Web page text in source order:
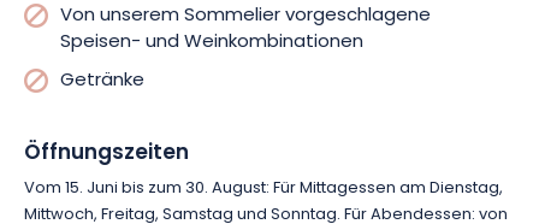
Von unserem Sommelier vorgeschlagene
Speisen- und Weinkombinationen
Getränke
Öffnungszeiten
Vom 15. Juni bis zum 30. August: Für Mittagessen am Dienstag,
Mittwoch, Freitag, Samstag und Sonntag. Für Abendessen: von